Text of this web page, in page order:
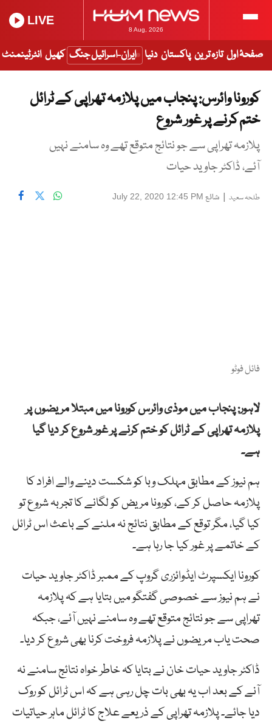
8 Aug, 2026
LIVE
صفحۂ اول تازہ ترین پاکستان دنیا ایران-اسرائیل جنگ کھیل انٹرٹینمنٹ
کورونا وائرس: پنجاب میں پلازمہ تھراپی کے ٹرائل
ختم کرنے پر غور شروع
پلازمہ تھراپی سے جو نتائج متوقع تھے وہ سامنے نہیں
آئے، ڈاکٹر جاوید حیات
طلحہ سعید | شائع July 22, 2020 12:45 PM
فائل فوٹو
لاہور: پنجاب میں موذی وائرس کورونا میں مبتلا مریضوں پر
پلازمہ تھراپی کے ٹرائل کو ختم کرنے پر غور شروع کر دیا گیا
ہے۔
ہم نیوز کے مطابق مہلک وبا کو شکست دینے والے افراد کا
پلازمہ حاصل کر کے، کورونا مریض کو لگانے کا تجربہ شروع تو
کیا گیا، مگر توقع کے مطابق نتائج نہ ملنے کے باعث اس ٹرائل
کے خاتمے پر غور کیا جا رہا ہے۔
کورونا ایکسپرٹ ایڈوائزری گروپ کے ممبر ڈاکٹر جاوید حیات
نے ہم نیوز سے خصوصی گفتگو میں بتایا ہے کہ پلازمہ
تھراپی سے جو نتائج متوقع تھے وہ سامنے نہیں آئے، جبکہ
صحت یاب مریضوں نے پلازمہ فروخت کرنا بھی شروع کر دیا۔
ڈاکٹر جاوید حیات خان نے بتایا کہ خاطر خواہ نتائج سامنے نہ
آنے کے بعد اب یہ بھی بات چل رہی ہے کہ اس ٹرائل کو روک
دیا جائے۔ پلازمہ تھراپی کے ذریعے علاج کا ٹرائل ماہر حیاتیات